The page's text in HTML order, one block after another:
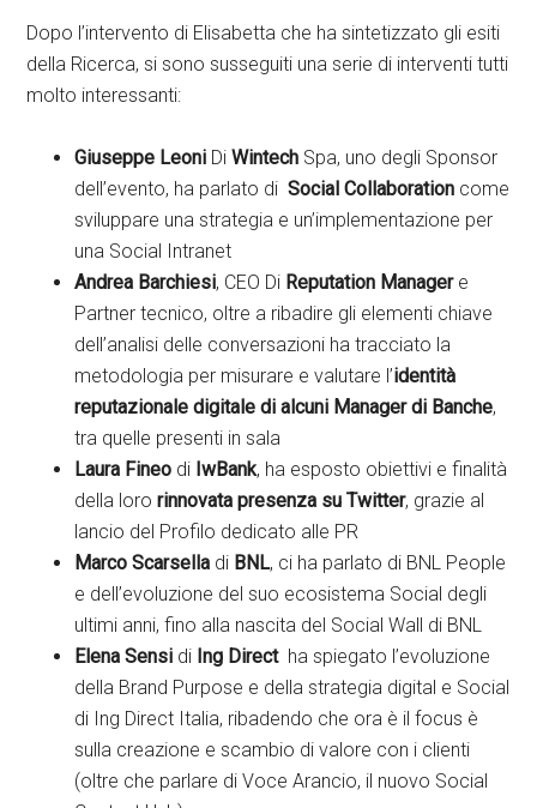
Dopo l’intervento di Elisabetta che ha sintetizzato gli esiti
della Ricerca, si sono susseguiti una serie di interventi tutti
molto interessanti:
Giuseppe Leoni DiWintech Spa, uno degli Sponsor
dell’evento, ha parlato diSocial Collaboration come
sviluppare una strategia e un’implementazione per
una Social Intranet
Andrea Barchiesi, CEO Di Reputation Managere
Partner tecnico, oltre a ribadire gli elementi chiave
dell’analisi delle conversazioni ha tracciato la
metodologia per misurare e valutare l’identità
reputazionale digitale di alcuni Manager di Banche,
tra quelle presenti in sala
Laura Fineo di IwBank, ha esposto obiettivi e finalità
della lororinnovata presenza su Twitter, grazie al
lancio del Profilo dedicato alle PR
Marco Scarsella di BNL, ci ha parlato di BNL People
e dell’evoluzione del suo ecosistema Social degli
ultimi anni, fino alla nascita del Social Wall di BNL
Elena Sensi di Ing Directha spiegato l’evoluzione
della Brand Purpose e della strategia digital e Social
di Ing Direct Italia, ribadendo che ora è il focus è
sulla creazione e scambio di valore con i clienti
(oltre che parlare di Voce Arancio, il nuovo Social